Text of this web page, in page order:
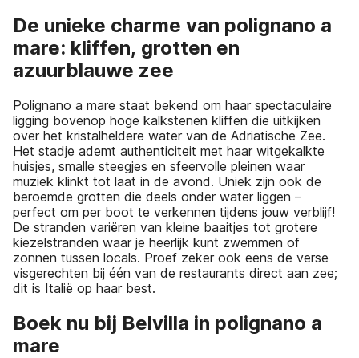
De unieke charme van polignano a
mare: kliffen, grotten en
azuurblauwe zee
Polignano a mare staat bekend om haar spectaculaire
ligging bovenop hoge kalkstenen kliffen die uitkijken
over het kristalheldere water van de Adriatische Zee.
Het stadje ademt authenticiteit met haar witgekalkte
huisjes, smalle steegjes en sfeervolle pleinen waar
muziek klinkt tot laat in de avond. Uniek zijn ook de
beroemde grotten die deels onder water liggen –
perfect om per boot te verkennen tijdens jouw verblijf!
De stranden variëren van kleine baaitjes tot grotere
kiezelstranden waar je heerlijk kunt zwemmen of
zonnen tussen locals. Proef zeker ook eens de verse
visgerechten bij één van de restaurants direct aan zee;
dit is Italië op haar best.
Boek nu bij Belvilla in polignano a
mare